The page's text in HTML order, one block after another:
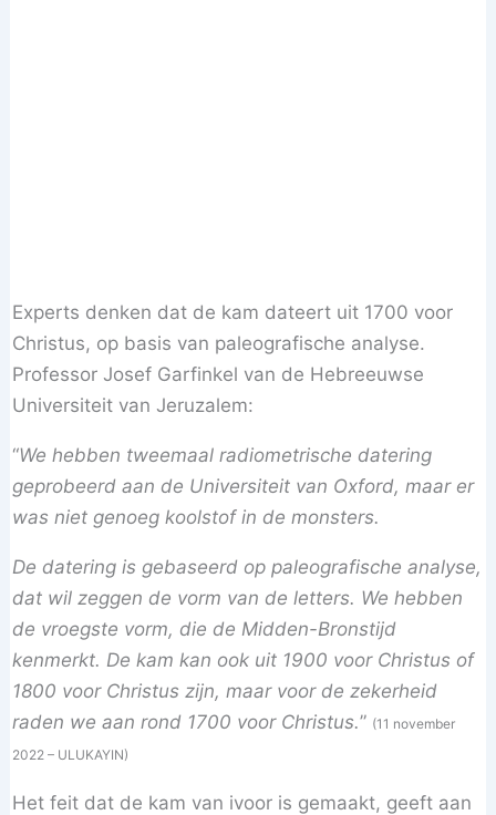
Experts denken dat de kam dateert uit 1700 voor
Christus, op basis van paleografische analyse.
Professor Josef Garfinkel van de Hebreeuwse
Universiteit van Jeruzalem:
“We hebben tweemaal radiometrische datering
geprobeerd aan de Universiteit van Oxford, maar er
was niet genoeg koolstof in de monsters.
De datering is gebaseerd op paleografische analyse,
dat wil zeggen de vorm van de letters. We hebben
de vroegste vorm, die de Midden-Bronstijd
kenmerkt. De kam kan ook uit 1900 voor Christus of
1800 voor Christus zijn, maar voor de zekerheid
raden we aan rond 1700 voor Christus.” (11 november
2022 – ULUKAYIN)
Het feit dat de kam van ivoor is gemaakt, geeft aan